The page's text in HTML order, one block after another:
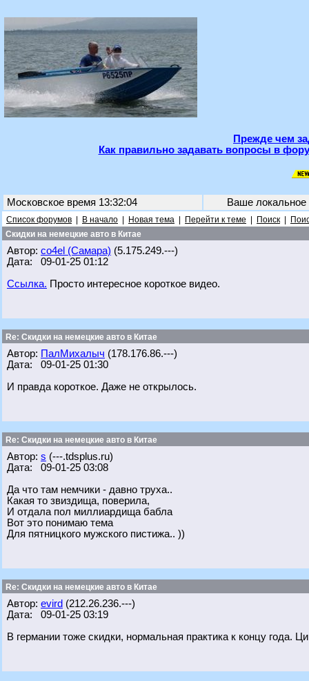
Прежде чем
Как правильно задавать вопросы в
Московское время 13:32:04 Ваше
Список форумов В начало Новая тема Перейти к теме Поиск
Скидки на немецкие авто в Китае
Автор: co4el (Самара) (5.175.249.---)
Дата: 09-01-25 01:12
Ссылка. Просто интересное короткое видео.
Re: Скидки на немецкие авто в Китае
Автор: ПалМихалыч (178.176.86.---)
Дата: 09-01-25 01:30
И правда короткое. Даже не открылось.
Re: Скидки на немецкие авто в Китае
Автор: s (---.tdsplus.ru)
Дата: 09-01-25 03:08
Да что там немчики - давно труха..
Какая то звиздища, поверила,
И отдала пол миллиардища бабла
Вот это понимаю тема
Для пятницкого мужского пистижа.. ))
Re: Скидки на немецкие авто в Китае
Автор: evird (212.26.236.---)
Дата: 09-01-25 03:19
В германии тоже скидки, нормальная практика к концу года.